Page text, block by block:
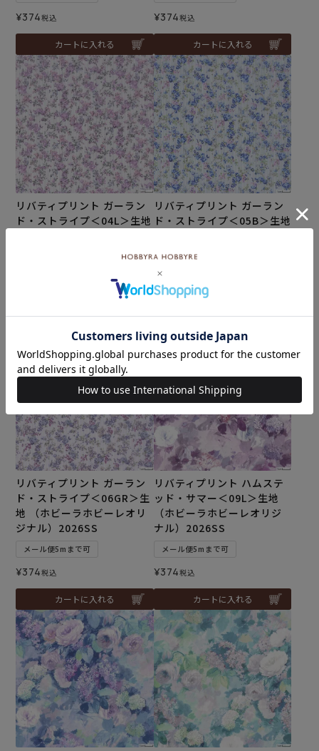
¥374税込
カートに入れる
¥374税込
カートに入れる
リバティプリント ガーラン
ド・ストライプ＜04L＞生地
リバティプリント ガーラン
ド・ストライプ＜05B＞生地
ナル）2026SS
メール便5mまで可
¥374税込
リバティプリント ガーラン
ド・ストライプ＜06GR＞生
地 （ホビーラホビーレオリ
ジナル）2026SS
メール便5mまで可
¥374税込
カートに入れる
リバティプリント ハムステ
ッド・サマー＜09L＞生地
（ホビーラホビーレオリジ
ナル）2026SS
メール便5mまで可
¥374税込
カートに入れる